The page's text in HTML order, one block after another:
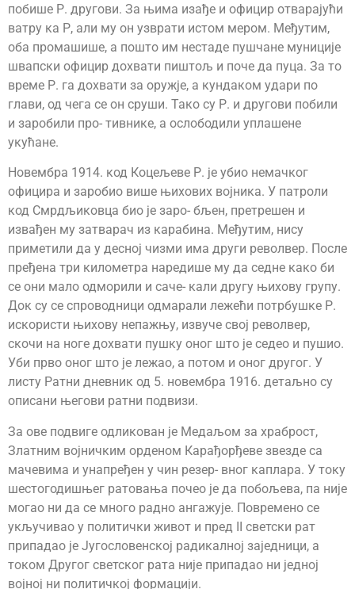
побише Р. другови. За њима изађе и официр отварајући
ватру ка Р, али му он узврати истом мером. Међутим,
оба промашише, а пошто им нестаде пушчане муниције
швапски официр дохвати пиштољ и поче да пуца. За то
време Р. га дохвати за оружје, а кундаком удари по
глави, од чега се он сруши. Тако су Р. и другови побили
и заробили про- тивнике, а ослободили уплашене
укућане.
Новембра 1914. код Коцељеве Р. је убио немачког
официра и заробио више њихових војника. У патроли
код Смрдљиковца био је заро- бљен, претрешен и
извађен му затварач из карабина. Међутим, нису
приметили да у десној чизми има други револвер. После
пређена три километра наредише му да седне како би
се они мало одморили и саче- кали другу њихову групу.
Док су се спроводници одмарали лежећи потрбушке Р.
искористи њихову непажњу, извуче свој револвер,
скочи на ноге дохвати пушку оног што је седео и пушио.
Уби прво оног што је лежао, а потом и оног другог. У
листу Ратни дневник од 5. новембра 1916. детаљно су
описани његови ратни подвизи.
За ове подвиге одликован је Медаљом за храброст,
Златним војничким орденом Карађорђеве звезде са
мачевима и унапређен у чин резер- вног каплара. У току
шестогодишњег ратовања почео је да побољева, па није
могао ни да се много радно ангажује. Повремено се
укључивао у политички живот и пред II светски рат
припадао је Југословенској радикалној заједници, а
током Другог светског рата није припадао ни једној
војној ни политичкој формацији.